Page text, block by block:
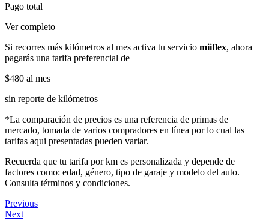
Pago total
Ver completo
Si recorres más kilómetros al mes activa tu servicio miiflex, ahora
pagarás una tarifa preferencial de
$480 al mes
sin reporte de kilómetros
*La comparación de precios es una referencia de primas de
mercado, tomada de varios compradores en línea por lo cual las
tarifas aqui presentadas pueden variar.
Recuerda que tu tarifa por km es personalizada y depende de
factores como: edad, género, tipo de garaje y modelo del auto.
Consulta términos y condiciones.
Previous
Next